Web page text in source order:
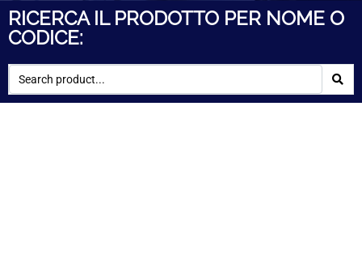
RICERCA IL PRODOTTO PER NOME O
CODICE: